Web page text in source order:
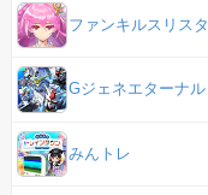
ファンキルスリスタ
Gジェネエターナル
みんトレ